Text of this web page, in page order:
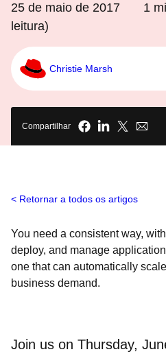
25 de maio de 2017 1
leitura)
Christie Marsh
Compartilhar
Retornar a todos os artigos
You need a consistent way,
deploy, and manage
one that can automatically
business demand.
Join us on Thursday,